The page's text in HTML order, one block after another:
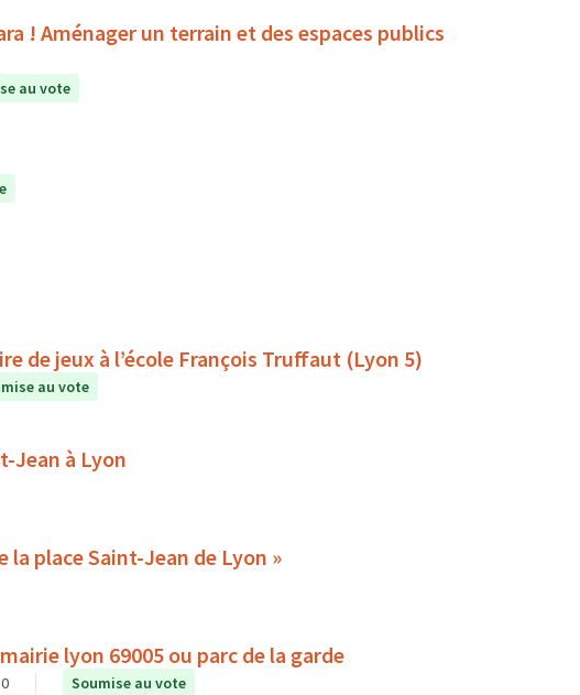
! Aménager un terrain et des espaces publics
au vote
de jeux à l’école François Truffaut (Lyon 5)
au vote
Jean à Lyon
« Replantation des 2 arbres historiques de la place Saint-Jean de Lyon »
lyon 69005 ou parc de la garde
0 Soumise au vote